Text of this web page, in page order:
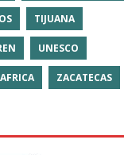
TIJUANA
UNESCO
ZACATECAS